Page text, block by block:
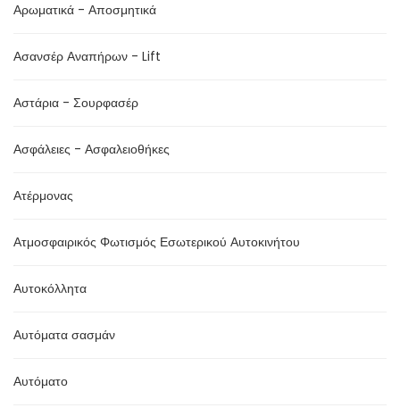
Αρωματικά - Αποσμητικά
Ασανσέρ Αναπήρων - Lift
Αστάρια - Σουρφασέρ
Ασφάλειες - Ασφαλειοθήκες
Ατέρμονας
Ατμοσφαιρικός Φωτισμός Εσωτερικού Αυτοκινήτου
Αυτοκόλλητα
Αυτόματα σασμάν
Αυτόματο